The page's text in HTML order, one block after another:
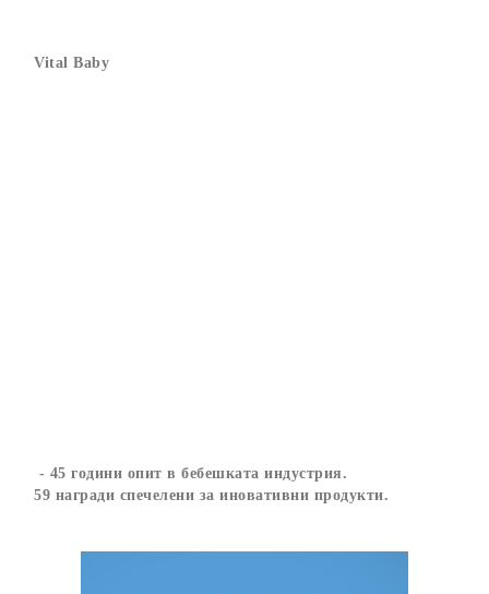
Vital Baby
- 45 години опит в бебешката индустрия.
59 награди спечелени за иновативни продукти.